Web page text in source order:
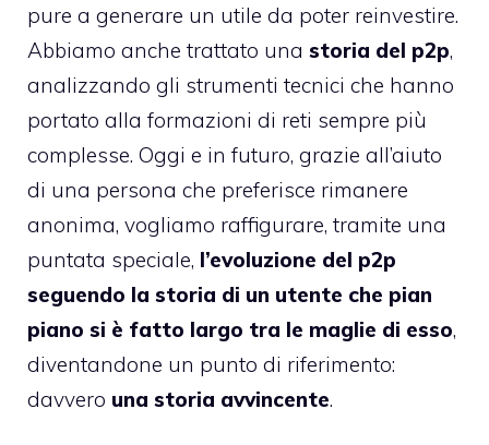
pure a generare un utile da poter reinvestire.
Abbiamo anche trattato una storia del p2p,
analizzando gli strumenti tecnici che hanno
portato alla formazioni di reti sempre più
complesse. Oggi e in futuro, grazie all’aiuto
di una persona che preferisce rimanere
anonima, vogliamo raffigurare, tramite una
puntata speciale, l’evoluzione del p2p
seguendo la storia di un utente che pian
piano si è fatto largo tra le maglie di esso,
diventandone un punto di riferimento:
davvero una storia avvincente.